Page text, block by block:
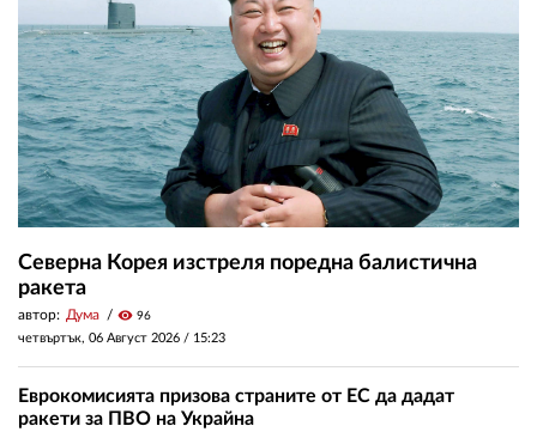
Северна Корея изстреля поредна балистична
ракета
автор: Дума visibility 96
четвъртък, 06 Август 2026 / 15:23
Еврокомисията призова страните от ЕС да дадат
ракети за ПВО на Украйна